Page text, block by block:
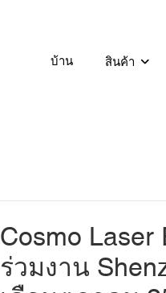
บ้าน สินค้า
Cosmo Laser
ร่วมงาน